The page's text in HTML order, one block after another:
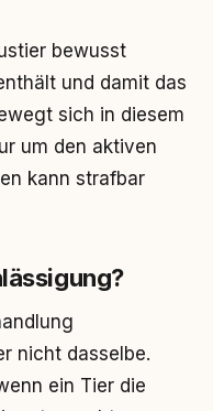
bewusst
und damit das
sich in diesem
um den aktiven
kann strafbar
nicht dasselbe.
ein Tier die